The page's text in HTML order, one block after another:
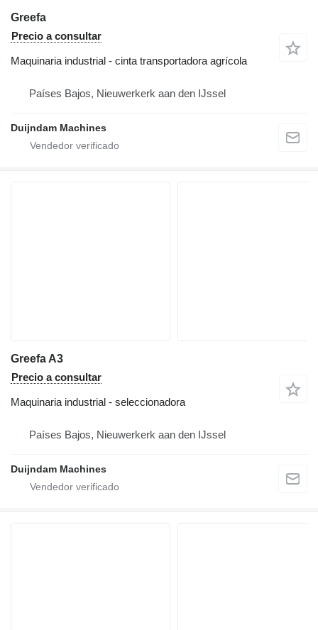
Greefa
Precio a consultar
Maquinaria industrial - cinta transportadora agrícola
Países Bajos, Nieuwerkerk aan den IJssel
Duijndam Machines
Greefa A3
Precio a consultar
Maquinaria industrial - seleccionadora
Países Bajos, Nieuwerkerk aan den IJssel
Duijndam Machines